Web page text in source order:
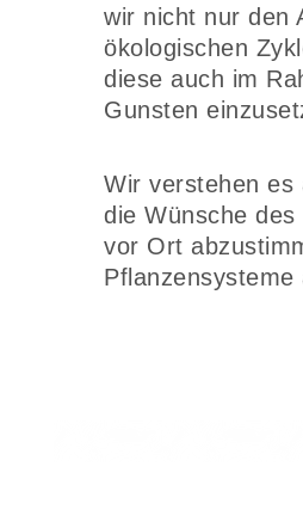
wir nicht nur den
ökologischen
diese auch im
Gunsten
Wir verstehen es
die Wünsche
vor Ort